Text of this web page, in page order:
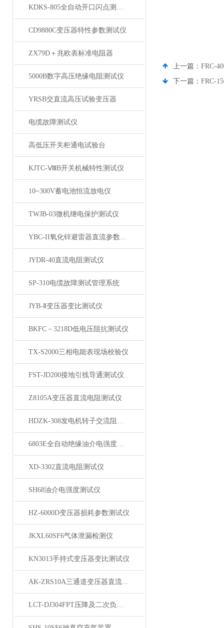
KDKS-805全自动开口闪点测定仪
CD9880C变压器特性参数测试仪
ZX79D＋兆欧表标准电阻器
5000B数字高压绝缘电阻测试仪
YRSB交直流高压试验变压器
电缆故障测试仪
高低压开关柜通电试验台
KJTC-ⅧB开关机械特性测试仪
10~300V蓄电池恒流放电仪
TWJB-03微机继电保护测试仪
YBC-II氧化锌避雷器直流参数测试仪
JYDR-40直流电阻测试仪
SP-310电缆故障测试管理系统
JYB-Ⅱ变压器变比测试仪
BKFC－3218D低电压阻抗测试仪
TX-S2000三相电能表现场校验仪
FST-JD200接地引线导通测试仪
Z8105A变压器直流电阻测试仪
HDZK-308发电机转子交流阻抗测试仪
6803E全自动绝缘油介电强度测试仪
XD-3302直流电阻测试仪
SH68油介电强度测试仪
HZ-6000D变压器损耗参数测试仪
JKXL60SF6气体泄漏检测仪
KN3013手持式变压器变比测试仪
AK-ZRS10A三通道变压器直流电阻测试仪
LCT-DJ304FPT压降及二次负荷测试仪
上一篇： FRC-
下一篇： FRC-